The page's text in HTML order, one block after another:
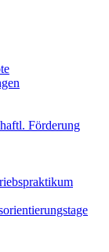
Förderung